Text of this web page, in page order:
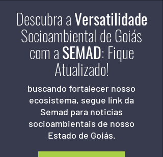
Descubra aVersatilidade
Socioambiental de Goiás
com aSEMAD: Fique
Atualizado!
buscando fortalecer nosso
ecosistema, segue link da
Semad para noticias
socioambientais de nosso
Estado de Goiás.